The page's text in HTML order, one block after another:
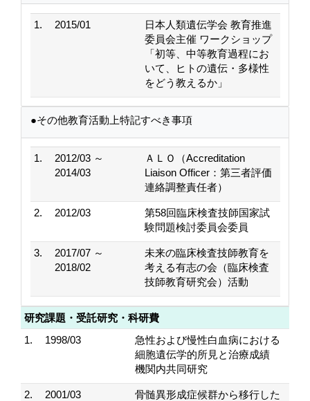
1. 2015/01
日本人類遺伝学会 教育推進
委員会主催 ワークショップ
「初等、中等教育過程にお
いて、ヒトの遺伝・多様性
をどう教えるか」
●その他教育活動上特記すべき事項
1.
2012/03 ～
2014/03
ＡＬＯ（Accreditation
Liaison Officer：第三者評価
連絡調整責任者）
2. 2012/03
第58回臨床検査技師国家試
験問題検討委員会委員
3.
2017/07 ～
2018/02
未来の臨床検査技師教育を
考える有志の会（臨床検査
技師教育研究会）活動
研究課題・受託研究・科研費
1.
1998/03
急性および慢性白血病における
細胞遺伝学的所見と治療成績
機関内共同研究
2. 2001/03
骨髄異形成症候群から移行した